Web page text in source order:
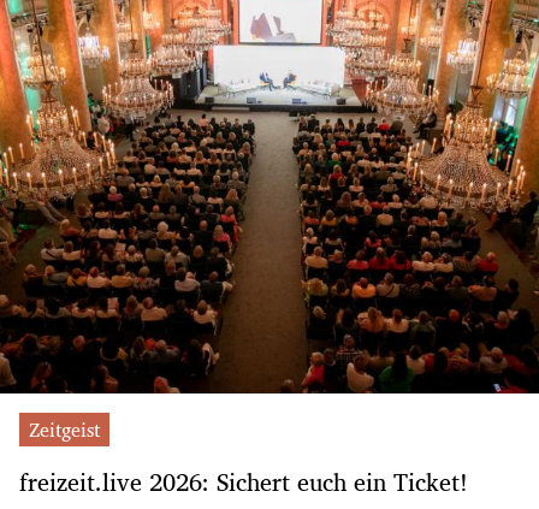
Zeitgeist
freizeit.live 2026: Sichert euch ein Ticket!